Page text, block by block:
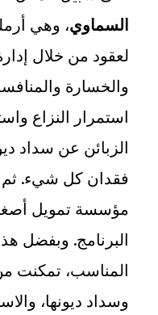
السماوي، وهي
لعقود من خلال
والخسارة
استمرار النزاع
الزبائن عن سداد
فقدان كل شيء.
مؤسسة تمويل
البرنامج. وبفضل
المناسب، تمكنت
وسداد ديونها،